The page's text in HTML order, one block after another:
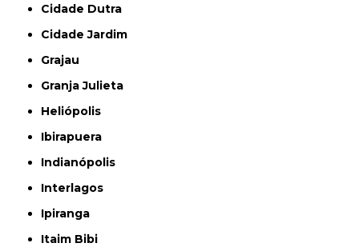
Cidade Dutra
Cidade Jardim
Grajau
Granja Julieta
Heliópolis
Ibirapuera
Indianópolis
Interlagos
Ipiranga
Itaim Bibi